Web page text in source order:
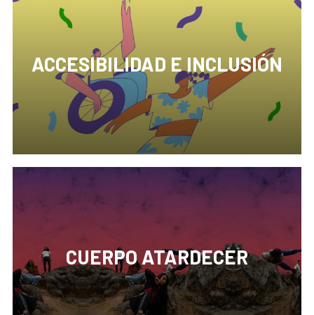
ACCESIBILIDAD E INCLUSIÓN
En Perú, más de tres millones de personas con
discapacidad no disfrutan de ninguna actividad
recreativa por no tener acceso a las ofertas del
ecosistema cultural.
CUERPO ATARDECER
El Programa Iberoamericano de Danza y
Performance Cuerpo Atardecer es un proyecto que
invita a artistas de esta disciplina, de diferentes